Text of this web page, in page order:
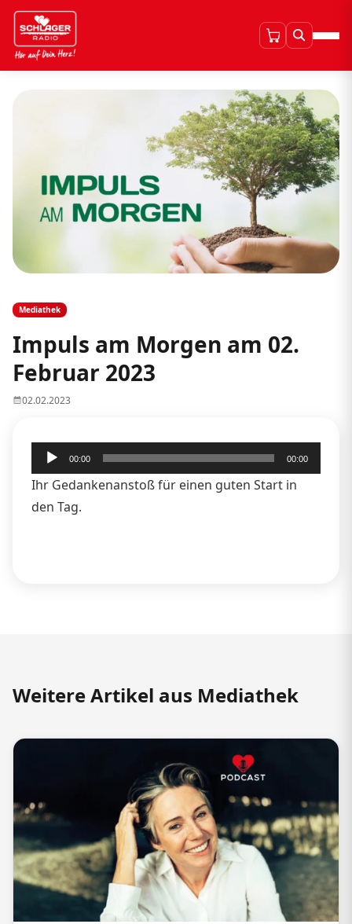
Mediathek
Impuls am Morgen am 02.
Februar 2023
02.02.2023
Audio-
Player
00:00 00:00
Ihr Gedankenanstoß für einen guten Start in
den Tag.
Weitere Artikel aus Mediathek